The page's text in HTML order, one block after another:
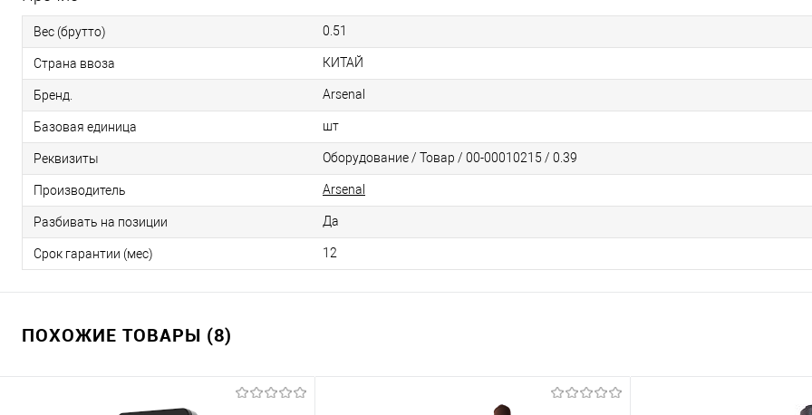
Вес (брутто) 0.51
Страна ввоза КИТАЙ
Бренд. Arsenal
Базовая единица шт
Реквизиты Оборудование / Товар / 00-00010215 / 0.39
Производитель Arsenal
Разбивать на позиции Да
Срок гарантии (мес) 12
ПОХОЖИЕ ТОВАРЫ (8)